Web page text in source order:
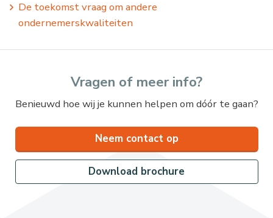
De toekomst vraag om andere
ondernemerskwaliteiten
Vragen of meer info?
Benieuwd hoe wij je kunnen helpen om dóór te gaan?
Neem contact op
Download brochure